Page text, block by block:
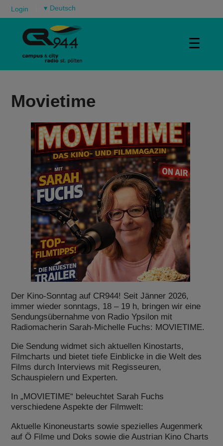
Login ▾
☰
Movietime
Der Kino-Sonntag auf CR944! Seit Jänner 2026,
immer wieder sonntags, 18 – 19 h, bringen wir eine
Sendungsübernahme von Radio Ypsilon mit
Radiomacherin Sarah-Michelle Fuchs: MOVIETIME.
Die Sendung widmet sich aktuellen Kinostarts,
Filmcharts und bietet tiefe Einblicke in die Welt des
Films durch Interviews mit Regisseuren,
Schauspielern und Experten.
In „MOVIETIME“ beleuchtet Sarah Fuchs
verschiedene Aspekte der Filmwelt:
Aktuelle Kinoneustarts sowie spezielles Augenmerk
auf Ö Filme und Doks sowie die Austrian Kino Charts